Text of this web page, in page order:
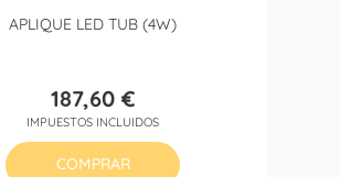
APLIQUE LED TUB (4W)
Precio
187,60 €
IMPUESTOS INCLUIDOS
COMPRAR